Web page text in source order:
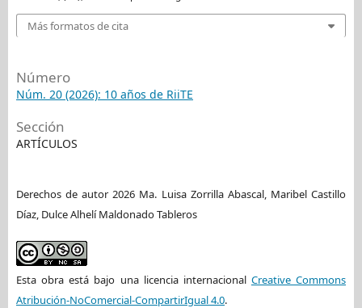
Más formatos de cita
Número
Núm. 20 (2026): 10 años de RiiTE
Sección
ARTÍCULOS
Derechos de autor 2026 Ma. Luisa Zorrilla Abascal, Maribel Castillo
Díaz, Dulce Alhelí Maldonado Tableros
Esta obra está bajo una licencia internacional Creative Commons
Atribución-NoComercial-CompartirIgual 4.0.